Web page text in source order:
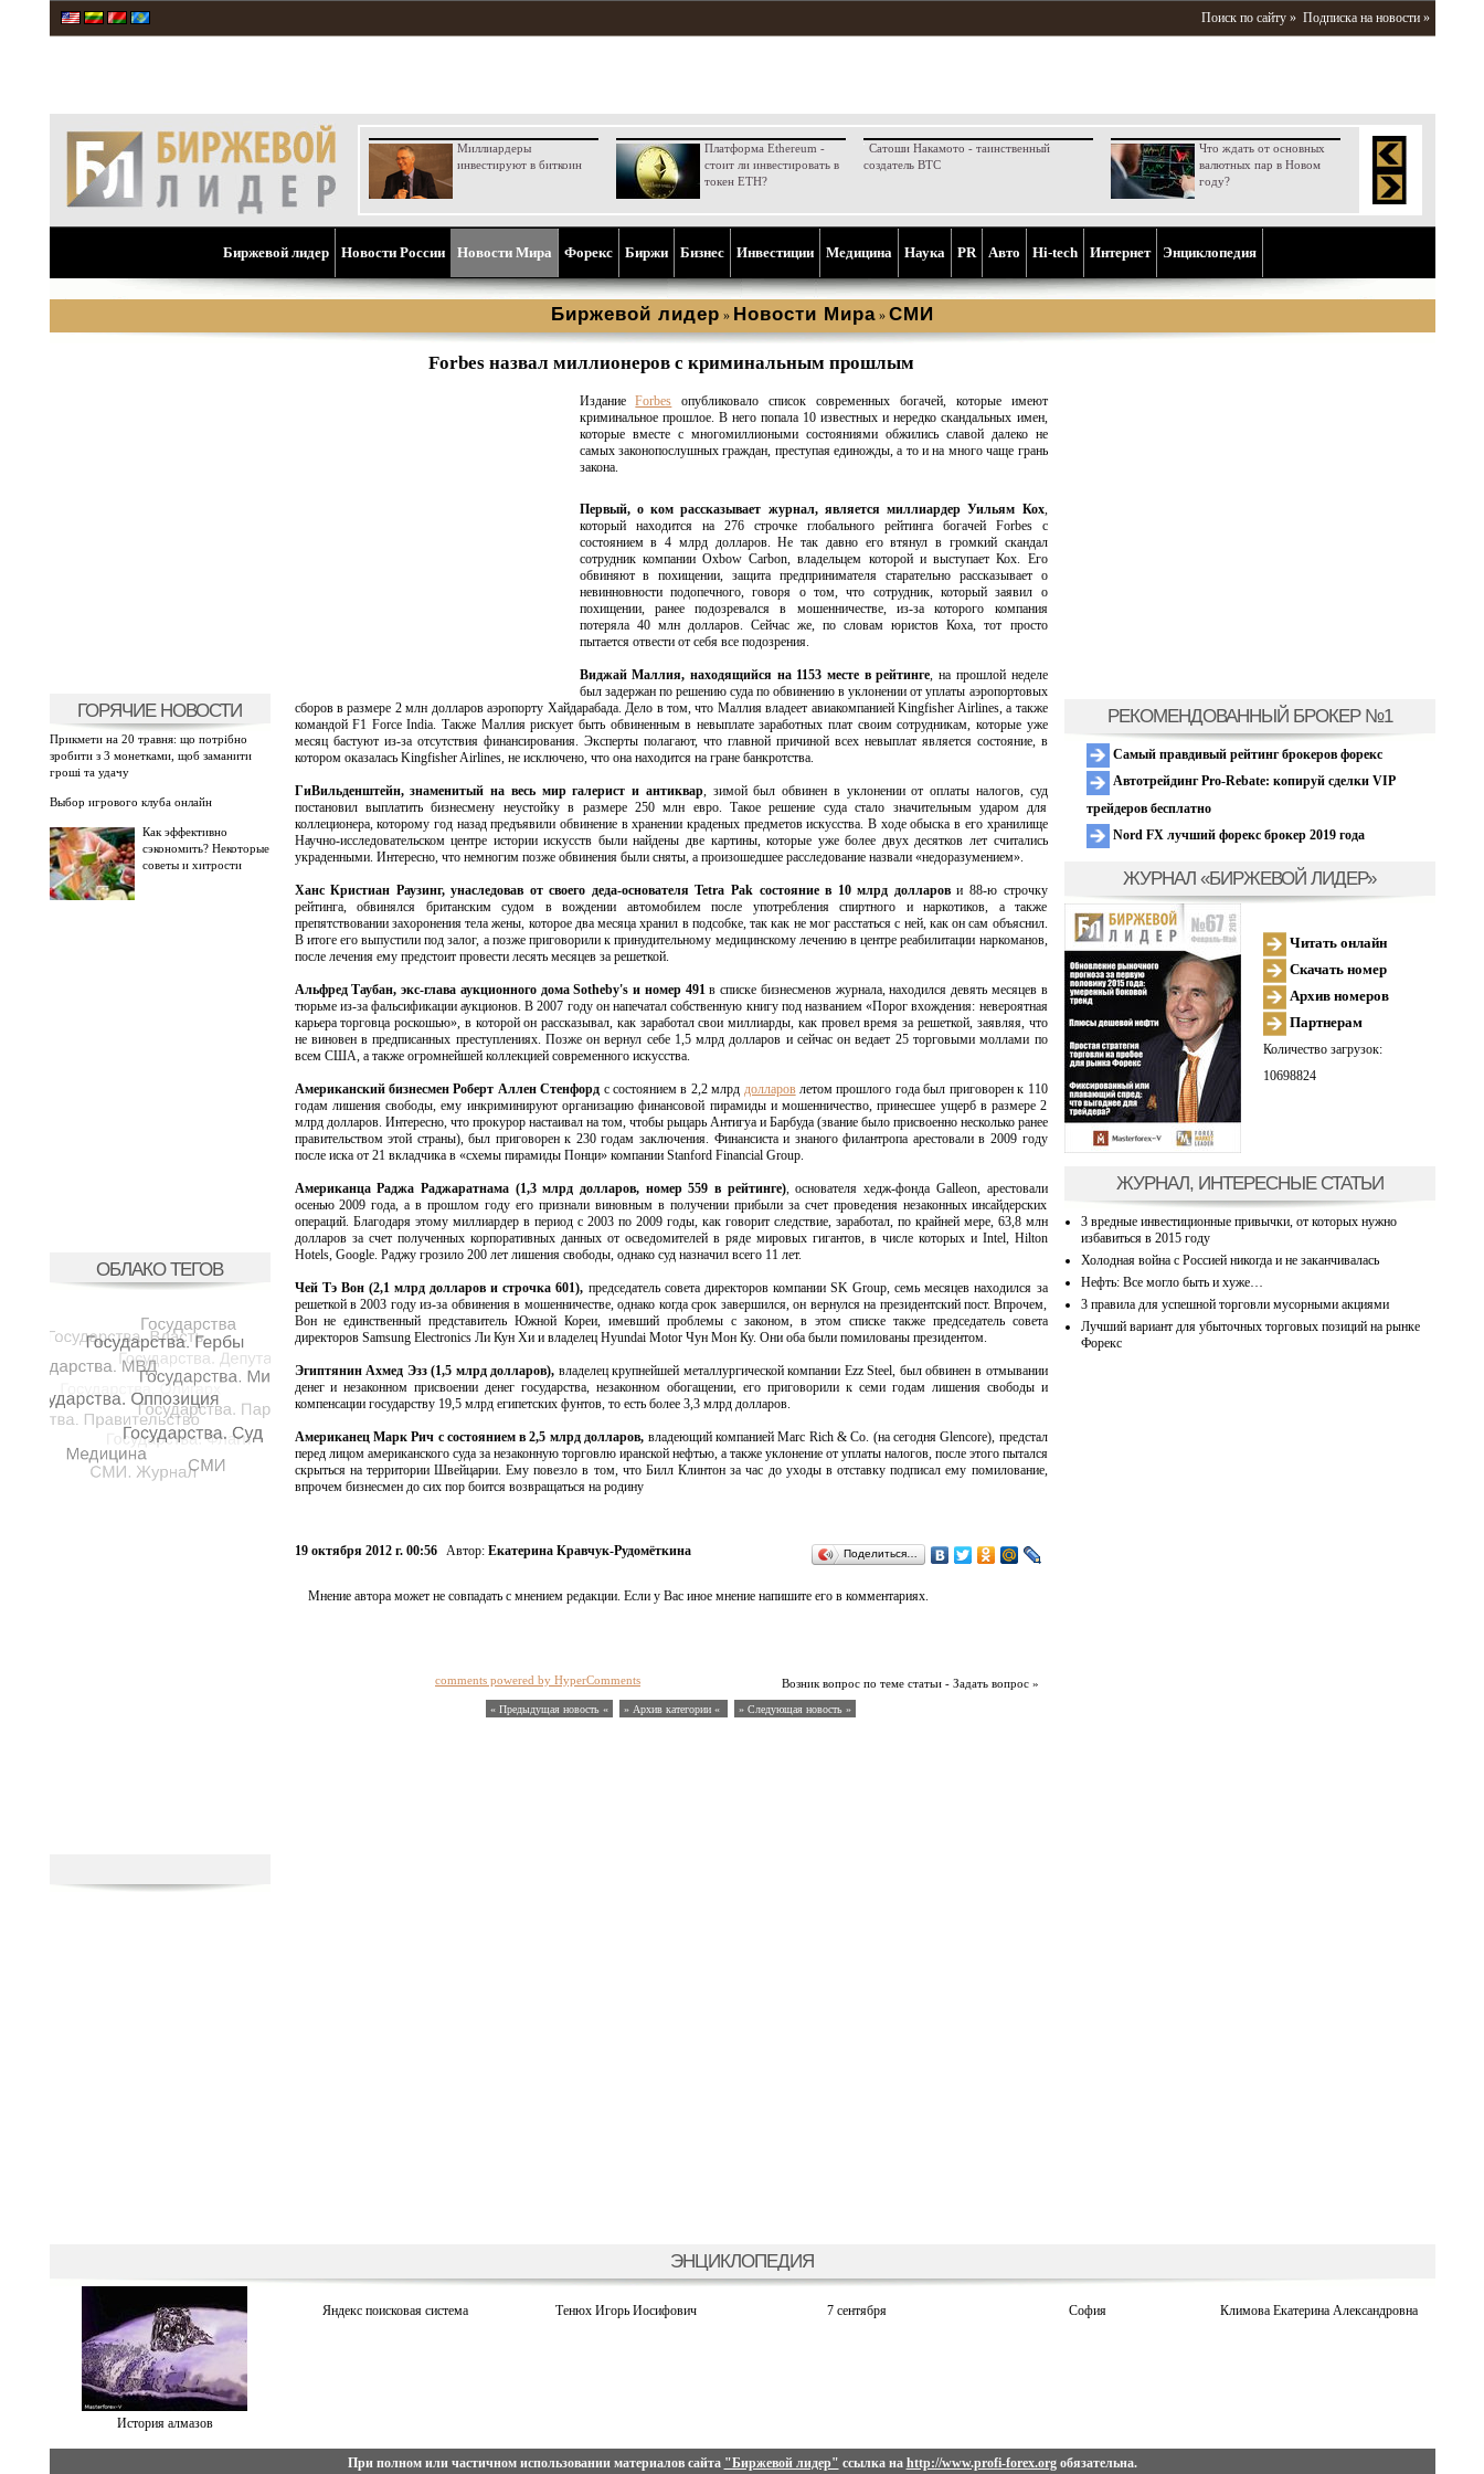
Поиск по сайту » Подписка на новости »
Миллиардеры
инвестируют в биткоин
Платформа Ethereum -
стоит ли инвестировать в
токен ETH?
Сатоши Накамото - таинственный
создатель BTC
Что ждать от основных
валютных пар в Новом
году?
Биржевой лидер Новости России Новости Мира Форекс Биржи Бизнес Инвестиции Медицина Наука PR Aвто Hi-tech Интернет Энциклопедия
Биржевой лидер » Новости Мира » СМИ
ГОРЯЧИЕ НОВОСТИ
Прикмети на 20 травня: що потрібно
зробити з 3 монетками, щоб заманити
гроші та удачу
Выбор игрового клуба онлайн
Как эффективно
сэкономить? Некоторые
советы и хитрости
ОБЛАКО ТЕГОВ
Forbes назвал миллионеров с криминальным прошлым
ИзданиеForbes опубликовало список современных богачей, которые имеют
криминальное прошлое. В него попала 10 известных и нередко скандальных имен,
которые вместе с многомиллиоными состояниями обжились славой далеко не
самых законопослушных граждан, преступая единожды, а то и на много чаще грань
закона.
Первый, о ком рассказывает журнал, является миллиардер Уильям Кох,
который находится на 276 строчке глобального рейтинга богачей Forbes с
состоянием в 4 млрд долларов. Не так давно его втянул в громкий скандал
сотрудник компании Oxbow Carbon, владельцем которой и выступает Кох. Его
обвиняют в похищении, защита предпринимателя старательно рассказывает о
невинновности подопечного, говоря о том, что сотрудник, который заявил о
похищении, ранее подозревался в мошенничестве, из-за которого компания
потеряла 40 млн долларов. Сейчас же, по словам юристов Коха, тот просто
пытается отвести от себя все подозрения.
Виджай Маллия, находящийся на 1153 месте в рейтинге, на прошлой неделе
был задержан по решению суда по обвинению в уклонении от уплаты аэропортовых
сборов в размере 2 млн долларов аэропорту Хайдарабада. Дело в том, что Маллия владеет авиакомпанией Kingfisher Airlines, а также
командой F1 Force India. Также Маллия рискует быть обвиненным в невыплате заработных плат своим сотрудникам, которые уже
месяц бастуют из-за отсутствия финансирования. Эксперты полагают, что главной причиной всех невыплат является состояние, в
котором оказалась Kingfisher Airlines, не исключено, что она находится на гране банкротства.
ГиВильденштейн, знаменитый на весь мир галерист и антиквар, зимой был обвинен в уклонении от оплаты налогов, суд
постановил выплатить бизнесмену неустойку в размере 250 млн евро. Такое решение суда стало значительным ударом для
коллеционера, которому год назад предъявили обвинение в хранении краденых предметов искусства. В ходе обыска в его хранилище
Научно-исследовательском центре истории искусств были найдены две картины, которые уже более двух десятков лет считались
украденными. Интересно, что немногим позже обвинения были сняты, а произошедшее расследование назвали «недоразумением».
Ханс Кристиан Раузинг, унаследовав от своего деда-основателя Tetra Pak состояние в 10 млрд долларови 88-ю строчку
рейтинга, обвинялся британским судом в вождении автомобилем после употребления спиртного и наркотиков, а также
препятствовании захоронения тела жены, которое два месяца хранил в подсобке, так как не мог расстаться с ней, как он сам объяснил.
В итоге его выпустили под залог, а позже приговорили к принудительному медицинскому лечению в центре реабилитации наркоманов,
после лечения ему предстоит провести лесять месяцев за решеткой.
Альфред Таубан, экс-глава аукционного дома Sotheby's и номер 491в списке бизнесменов журнала, находился девять месяцев в
тюрьме из-за фальсификации аукционов. В 2007 году он напечатал собственную книгу под названием «Порог вхождения: невероятная
карьера торговца роскошью», в которой он рассказывал, как заработал свои миллиарды, как провел время за решеткой, заявляя, что
не виновен в предписанных преступлениях. Позже он вернул себе 1,5 млрд долларов и сейчас он ведает 25 торговыми моллами по
всем США, а также огромнейшей коллекцией современного искусства.
Американский бизнесмен Роберт Аллен Стенфорд с состоянием в 2,2 млрд долларовлетом прошлого года был приговорен к 110
годам лишения свободы, ему инкриминируют организацию финансовой пирамиды и мошенничество, принесшее ущерб в размере 2
млрд долларов. Интересно, что прокурор настаивал на том, чтобы рыцарь Антигуа и Барбуда (звание было присвоенно несколько ранее
правительством этой страны), был приговорен к 230 годам заключения. Финансиста и знаного филантропа арестовали в 2009 году
после иска от 21 вкладчика в «схемы пирамиды Понци» компании Stanford Financial Group.
Американца Раджа Раджаратнама (1,3 млрд долларов, номер 559 в рейтинге), основателя хедж-фонда Galleon, арестовали
осенью 2009 года, а в прошлом году его признали виновным в получении прибыли за счет проведения незаконных инсайдерских
операций. Благодаря этому миллиардер в период с 2003 по 2009 годы, как говорит следствие, заработал, по крайней мере, 63,8 млн
долларов за счет полученных корпоративных данных от осведомителей в ряде мировых гигантов, в числе которых и Intel, Hilton
Hotels, Google. Раджу грозило 200 лет лишения свободы, однако суд назначил всего 11 лет.
Чей Тэ Вон (2,1 млрд долларов и строчка 601), председатель совета директоров компании SK Group, семь месяцев находился за
решеткой в 2003 году из-за обвинения в мошенничестве, однако когда срок завершился, он вернулся на президентский пост. Впрочем,
Вон не единственный представитель Южной Кореи, имевший проблемы с законом, в этом списке также председатель совета
директоров Samsung Electronics Ли Кун Хи и владелец Hyundai Motor Чун Мон Ку. Они оба были помилованы президентом.
Эгиптянин Ахмед Эзз (1,5 млрд долларов), владелец крупнейшей металлургической компании Ezz Steel, был обвинен в отмывании
денег и незаконном присвоении денег государства, незаконном обогащении, его приговорили к семи годам лишения свободы и
компенсации государству 19,5 млрд египетских фунтов, то есть более 3,3 млрд долларов.
Американец Марк Рич с состоянием в 2,5 млрд долларов, владеющий компанией Marc Rich & Co. (на сегодня Glencore), предстал
перед лицом американского суда за незаконную торговлю иранской нефтью, а также уклонение от уплаты налогов, после этого пытался
скрыться на территории Швейцарии. Ему повезло в том, что Билл Клинтон за час до уходы в отставку подписал ему помилование,
впрочем бизнесмен до сих пор боится возвращаться на родину
19 октября 2012 г. 00:56 Автор: Екатерина Кравчук-Рудомёткина Поделиться…
Мнение автора может не совпадать с мнением редакции. Если у Вас иное мнение напишите его в комментариях.
Возник вопрос по теме статьи - Задать вопрос »
comments powered by HyperComments
« Предыдущая новость « » Архив категории « » Следующая новость »
РЕКОМЕНДОВАННЫЙ БРОКЕР №1
Самый правдивый рейтинг брокеров форекс
Автотрейдинг Pro-Rebate: копируй сделки VIP
трейдеров бесплатно
Nord FX лучший форекс брокер 2019 года
ЖУРНАЛ «БИРЖЕВОЙ ЛИДЕР»
Читать онлайн
Скачать номер
Архив номеров
Партнерам
Количество загрузок:
10698824
ЖУРНАЛ, ИНТЕРЕСНЫЕ СТАТЬИ
3 вредные инвестиционные привычки, от которых нужно
избавиться в 2015 году
Холодная война с Россией никогда и не заканчивалась
Нефть: Все могло быть и хуже…
3 правила для успешной торговли мусорными акциями
Лучший вариант для убыточных торговых позиций на рынке
Форекс
ЭНЦИКЛОПЕДИЯ
История алмазов
Яндекс поисковая система Тенюх Игорь Иосифович 7 сентября София Климова Екатерина Александровна
При полном или частичном использовании материалов сайта "Биржевой лидер" ссылка на http://www.profi-forex.orgобязательна.